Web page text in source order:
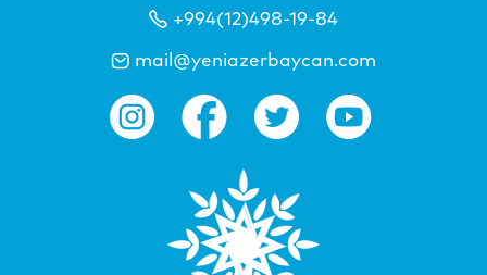
+994(12)498-19-84
mail@yeniazerbaycan.com